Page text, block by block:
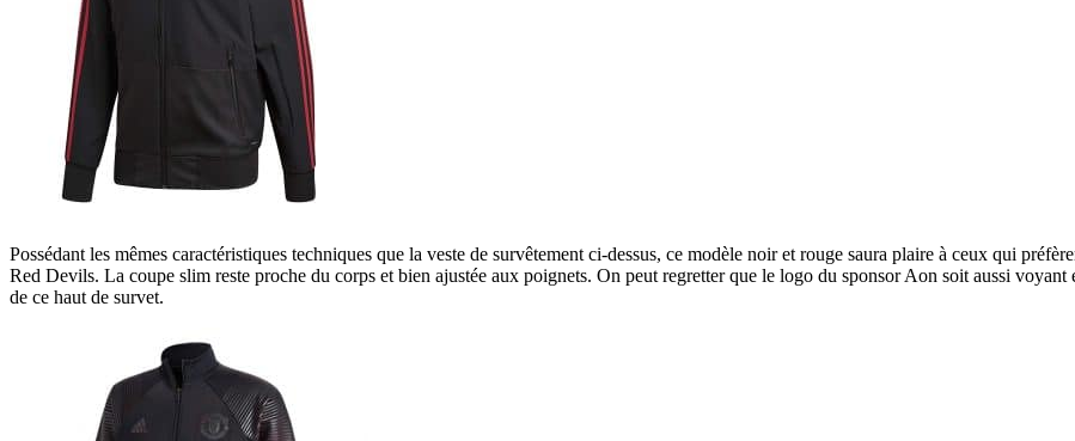
Possédant les mêmes caractéristiques techniques que la veste de survêtement ci-dessus, ce modèle noir et rouge saura plaire à ceux qui
Red Devils. La coupe slim reste proche du corps et bien ajustée aux poignets. On peut regretter que le logo du sponsor Aon soit aussi
de ce haut de survet.